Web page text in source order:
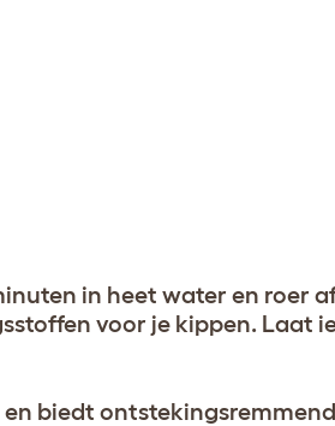
in heet water en roer
voor je kippen. Laat
biedt